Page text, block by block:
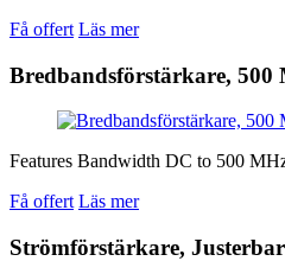
Få offert Läs mer
Bredbandsförstärkare, 500
Features Bandwidth DC to 500
Få offert Läs mer
Strömförstärkare,